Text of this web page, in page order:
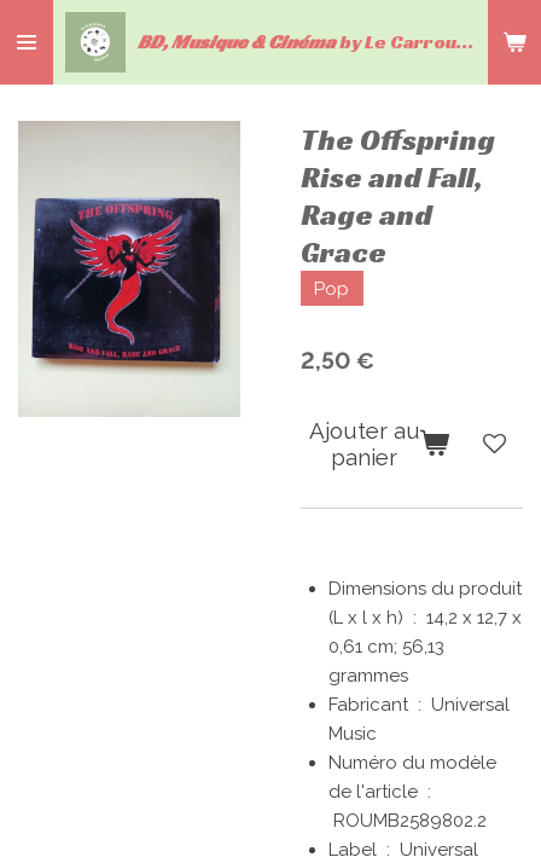
au
contenu
BD, Musique & Cinémaby Le Carrousel du livre
The Offspring
Rise and Fall,
Rage and
Grace
Pop
2,50 €
Ajouter au
panier
Dimensions du produit
(L x l x h) ‏ : ‎ 14,2 x 12,7 x
0,61 cm; 56,13
grammes
Fabricant ‏ : ‎ Universal
Music
Numéro du modèle
de l'article ‏ :
ROUMB2589802.2
Label ‏ : ‎ Universal